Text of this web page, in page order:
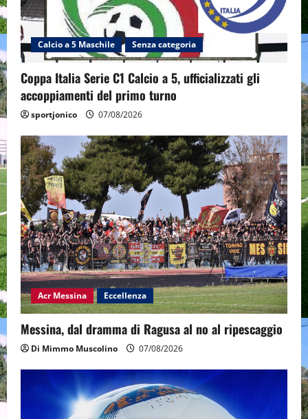
Calcio a 5 Maschile Senza categoria
Coppa Italia Serie C1 Calcio a 5, ufficializzati gli
accoppiamenti del primo turno
sportjonico 07/08/2026
Acr Messina Eccellenza
Messina, dal dramma di Ragusa al no al ripescaggio
Di Mimmo Muscolino 07/08/2026